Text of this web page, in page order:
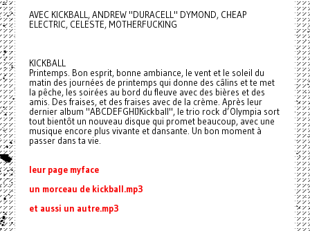
AVEC KICKBALL, ANDREW "DURACELL" DYMOND, CHEAP
ELECTRIC, CELESTE, MOTHERFUCKING
KICKBALL
Printemps. Bon esprit, bonne ambiance, le vent et le soleil du
matin des journées de printemps qui donne des câlins et te met
la pêche, les soirées au bord du fleuve avec des bières et des
amis. Des fraises, et des fraises avec de la crème. Après leur
dernier album "ABCDEFGHIJKickball", le trio rock d’Olympia sort
tout bientôt un nouveau disque qui promet beaucoup, avec une
musique encore plus vivante et dansante. Un bon moment à
passer dans ta vie.
leur page myface
un morceau de kickball.mp3
et aussi un autre.mp3